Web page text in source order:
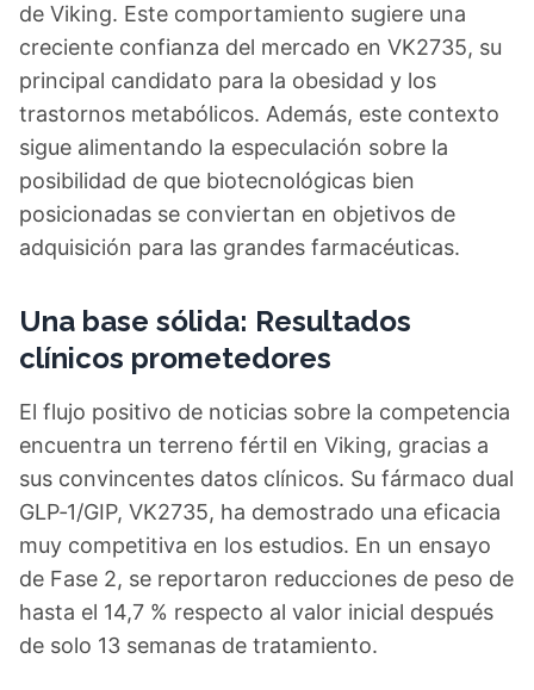
de Viking. Este comportamiento sugiere una
creciente confianza del mercado en VK2735, su
principal candidato para la obesidad y los
trastornos metabólicos. Además, este contexto
sigue alimentando la especulación sobre la
posibilidad de que biotecnológicas bien
posicionadas se conviertan en objetivos de
adquisición para las grandes farmacéuticas.
Una base sólida: Resultados
clínicos prometedores
El flujo positivo de noticias sobre la competencia
encuentra un terreno fértil en Viking, gracias a
sus convincentes datos clínicos. Su fármaco dual
GLP‑1/GIP, VK2735, ha demostrado una eficacia
muy competitiva en los estudios. En un ensayo
de Fase 2, se reportaron reducciones de peso de
hasta el 14,7 % respecto al valor inicial después
de solo 13 semanas de tratamiento.